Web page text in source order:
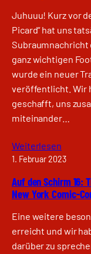
Juhuuu! Kurz vor
Picard“ hat uns
Subraumnachricht
ganz wichtigen
wurde ein neuer
veröffentlicht. Wir
geschafft, uns
miteinander…
Weiterlesen
1. Februar 2023
Auf den Schirm 16:
New York Comic-
Eine weitere
erreicht und wir
darüber zu